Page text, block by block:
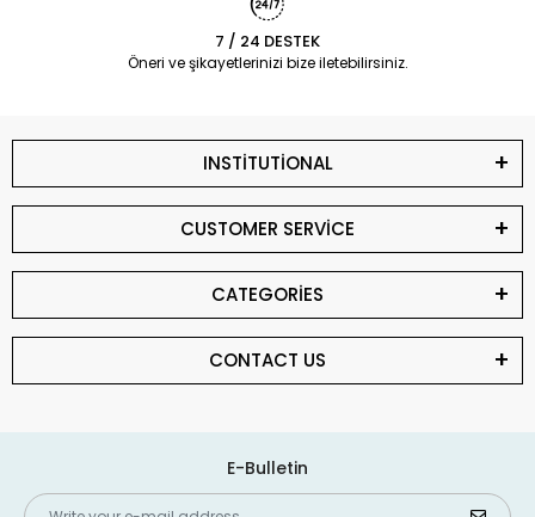
7 / 24 DESTEK
Öneri ve şikayetlerinizi bize iletebilirsiniz.
INSTİTUTİONAL
CUSTOMER SERVİCE
CATEGORİES
CONTACT US
E-Bulletin